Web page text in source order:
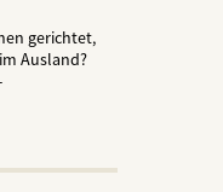
gerichtet,
Ausland?